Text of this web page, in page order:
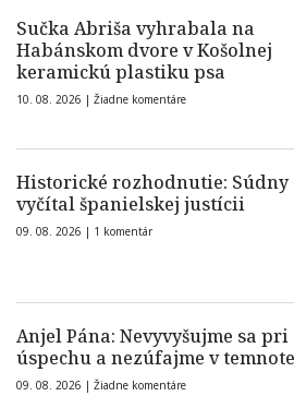
Sučka Abriša vyhrabala na
Habánskom dvore v Košolnej
keramickú plastiku psa
10. 08. 2026 | Žiadne komentáre
Historické rozhodnutie: Súdny
vyčítal španielskej justícii
09. 08. 2026 | 1 komentár
Anjel Pána: Nevyvyšujme sa pri
úspechu a nezúfajme v temnote
09. 08. 2026 | Žiadne komentáre